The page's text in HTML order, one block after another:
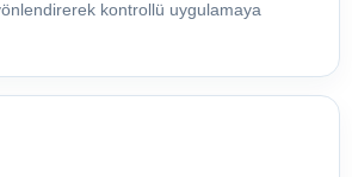
kontrollü uygulamaya